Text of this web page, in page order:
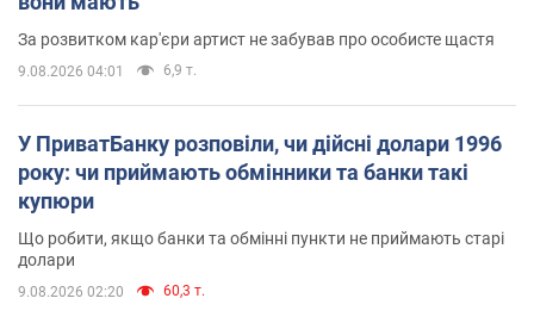
За розвитком кар'єри артист не забував про особисте щастя
9.08.2026 04:01 6,9 т.
У ПриватБанку розповіли, чи дійсні долари 1996
року: чи приймають обмінники та банки такі
купюри
Що робити, якщо банки та обмінні пункти не приймають старі
долари
9.08.2026 02:20 60,3 т.